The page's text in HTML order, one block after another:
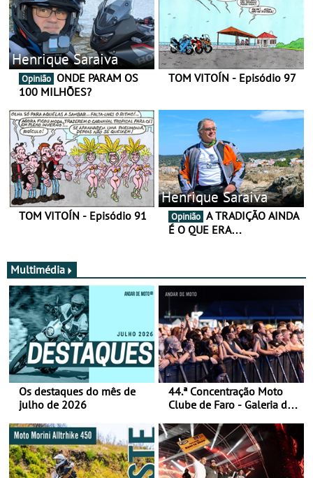
Henrique Saraiva
Opinião
100 MILHÕES?
TOM VITOÍN - Episódio 97
TOM VITOÍN - Episódio 91
Henrique Saraiva
Opinião
É O QUE ERA…
Multimédia
Os destaques do mês de
julho de 2026
44.ª Concentração Moto
Clube de Faro - Galeria de